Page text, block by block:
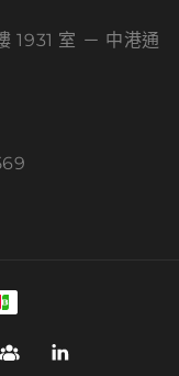
1931 室 － 中港通
Group Linkedin